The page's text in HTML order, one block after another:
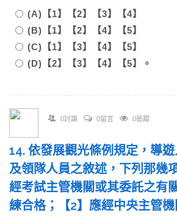
(A)【1】【2】【3】【4】
(B)【1】【2】【4】【5】
(C)【1】【3】【4】【5】
(D)【2】【3】【4】【5】。
0討論 0留言 0追蹤
14. 依發展觀光條例規定，導
及領隊人員之敘述，下列那幾
經考試主管機關或其委託之有
練合格；【2】應經中央主管機